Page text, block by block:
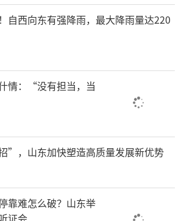
自西向东有强降雨，最大降雨量达220
情：“没有担当，当
”，山东加快塑造高质量发展新优势
靠难怎么破？山东举
证会